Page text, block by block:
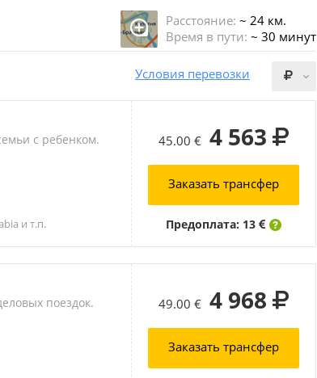
Расстояние: ~ 24 км.
Время в пути: ~ 30 минут
Условия перевозки
с ребенком.
и т.п.
45.00 € 4 563
Заказать трансфер
Предоплата: 13
поездок. 49.00 € 4 968
Заказать трансфер